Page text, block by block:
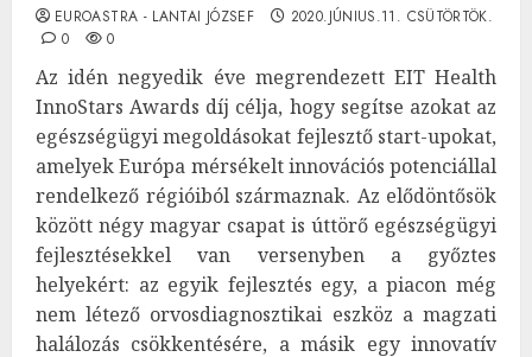
EUROASTRA - LANTAI JÓZSEF
2020.JÚNIUS.11. CSÜTÖRTÖK.
0
0
Az idén negyedik éve megrendezett EIT Health
InnoStars Awards díj célja, hogy segítse azokat az
egészségügyi megoldásokat fejlesztő start-upokat,
amelyek Európa mérsékelt innovációs potenciállal
rendelkező régióiból származnak. Az elődöntősök
között négy magyar csapat is úttörő egészségügyi
fejlesztésekkel van versenyben a győztes
helyekért: az egyik fejlesztés egy, a piacon még
nem létező orvosdiagnosztikai eszköz a magzati
halálozás csökkentésére, a másik egy innovatív